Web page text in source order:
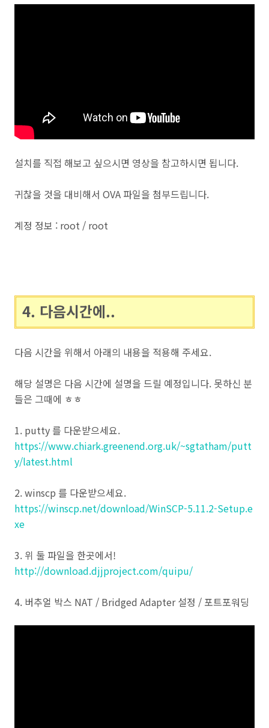
설치를 직접 해보고 싶으시면 영상을 참고하시면 됩니다.
귀찮을 것을 대비해서 OVA 파일을 첨부드립니다.
계정 정보 : root / root
4. 다음시간에..
다음 시간을 위해서 아래의 내용을 적용해 주세요.
해당 설명은 다음 시간에 설명을 드릴 예정입니다. 못하신 분
들은 그때에 ㅎㅎ
1. putty 를 다운받으세요.
https://www.chiark.greenend.org.uk/~sgtatham/putt
y/latest.html
2. winscp 를 다운받으세요.
https://winscp.net/download/WinSCP-5.11.2-Setup.e
xe
3. 위 둘 파일을 한곳에서!
http://download.djjproject.com/quipu/
4. 버추얼 박스 NAT / Bridged Adapter 설정 / 포트포워딩